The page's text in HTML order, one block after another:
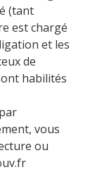
(tant
est chargé
et les
de
habilités
vous
ou